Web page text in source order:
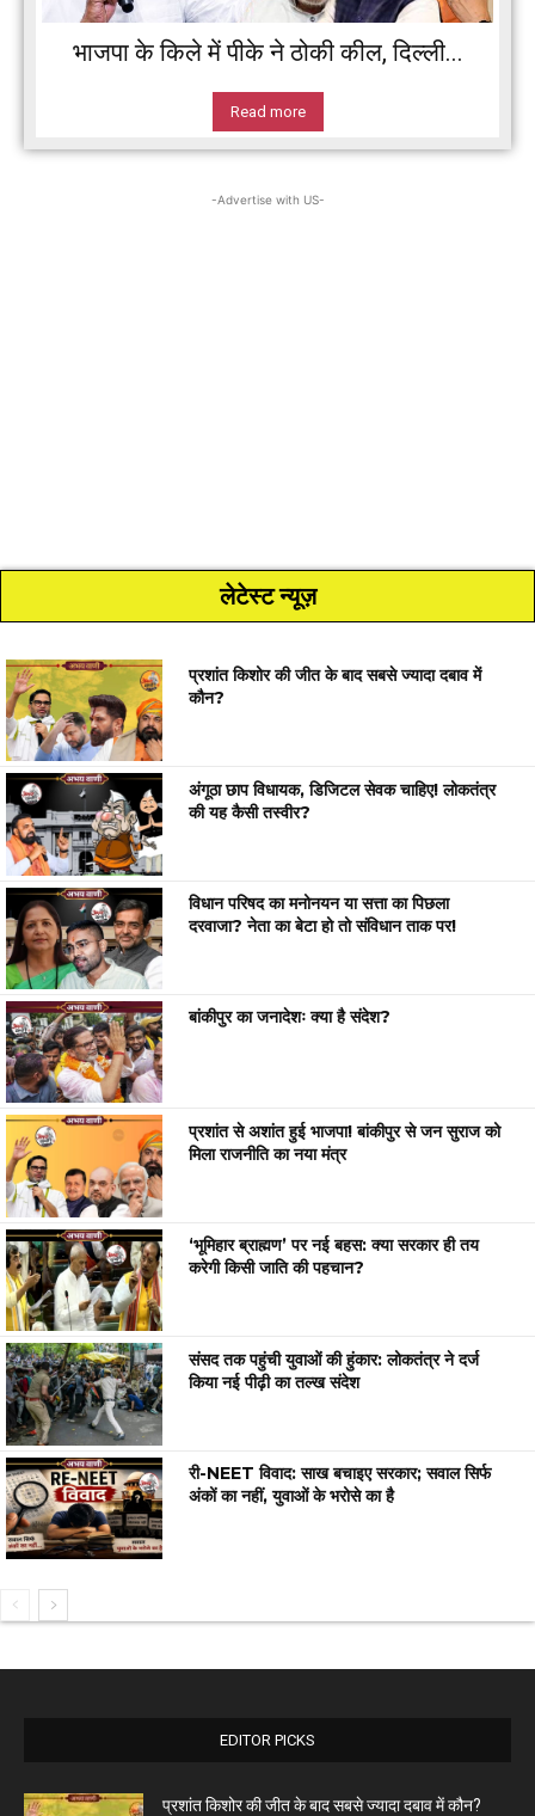
भाजपा के किले में पीके ने ठोकी कील, दिल्ली...
Read more
-Advertise with US-
लेटेस्ट न्यूज़
प्रशांत किशोर की जीत के बाद सबसे ज्यादा दबाव में
कौन?
अंगूठा छाप विधायक, डिजिटल सेवक चाहिए! लोकतंत्र
की यह कैसी तस्वीर?
विधान परिषद का मनोनयन या सत्ता का पिछला
दरवाजा? नेता का बेटा हो तो संविधान ताक पर!
बांकीपुर का जनादेशः क्या है संदेश?
प्रशांत से अशांत हुई भाजपा! बांकीपुर से जन सुराज को
मिला राजनीति का नया मंत्र
‘भूमिहार ब्राह्मण’ पर नई बहस: क्या सरकार ही तय
करेगी किसी जाति की पहचान?
संसद तक पहुंची युवाओं की हुंकार: लोकतंत्र ने दर्ज
किया नई पीढ़ी का तल्ख संदेश
री-NEET विवाद: साख बचाइए सरकार; सवाल सिर्फ
अंकों का नहीं, युवाओं के भरोसे का है
EDITOR PICKS
प्रशांत किशोर की जीत के बाद सबसे ज्यादा दबाव में कौन?